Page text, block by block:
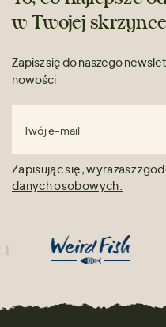
w Twojej
Zapisz się do naszego
nowości
Twój e-mail
Zapisując się, wyrażasz
danych osobowych.